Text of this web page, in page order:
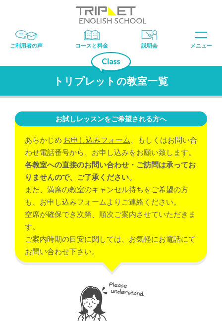
ご利用者の声 コースと料金 説明会 メニュー
トリプレットの教室一覧
お試しレッスンをご希望される方へ
あらかじめ お申し込みフォーム
、もしくはお問い合
わせ電話番号から、お申し込みをお願い致します。
各教室への直接のお問い合わせ・ご訪問は承ってお
りませんので、ご了承ください。
また、満席の教室のキャンセル待ちをご希望の方
も、お申し込みフォームよりご連絡ください。
空席が確保でき次第、順次ご案内させていただきま
す。
ご案内時期の目安に関しては、お気軽にお電話にて
お問い合わせ下さい。